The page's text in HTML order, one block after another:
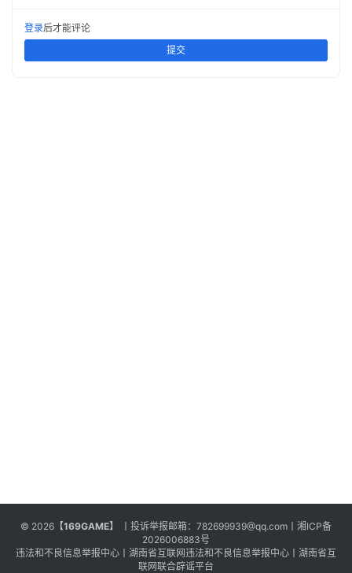
登录后才能评论
提交
© 2026 【169GAME】 丨投诉举报邮箱： 782699939@qq.com
湘ICP备
2026006883号
违法和不良信息举报中心
湖南省互联网违法和不良信息举报中心
湖南省互
联网联合辟谣平台